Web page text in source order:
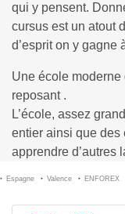
qui y pensent.
cursus est un atout
d’esprit on y gagne
Une école
reposant .
L’école, assez
entier ainsi que des
apprendre d’autres
Espagne Valence ENFOREX